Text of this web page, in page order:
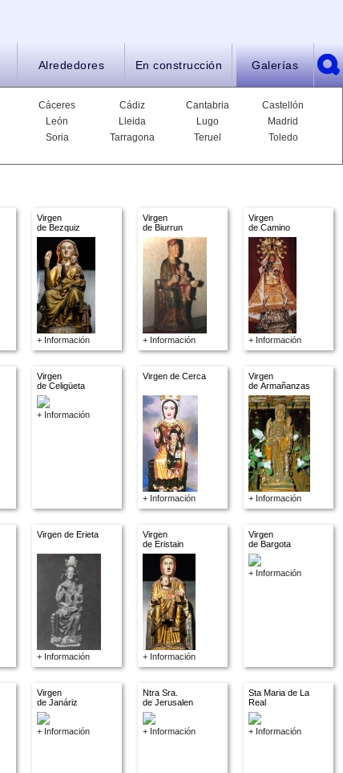
Alrededores En construcción Galerías
Cáceres Cádiz Cantabria
Castellón
León Lleida Lugo
Madrid
Soria Tarragona Teruel
Toledo
Virgen
de Bezquiz
+ Información
Virgen
de Biurrun
+ Información
Virgen
de Camino
+ Información
Virgen
de Celigüeta
+ Información
Virgen de Cerca
+ Información
Virgen
de Armañanzas
+ Información
Virgen de Erieta
+ Información
Virgen
de Eristain
+ Información
Virgen
de Bargota
+ Información
Virgen
de Janáriz
+ Información
Ntra Sra.
de Jerusalen
+ Información
Sta Maria de La
Real
+ Información